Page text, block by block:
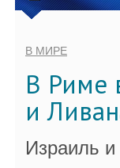
В МИРЕ
В Риме
и
Израиль